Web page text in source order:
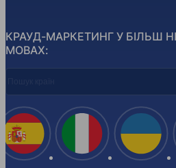
КРАУД-МАРКЕТИНГ У БІЛЬШ
МОВАХ:
Іспанія Італія